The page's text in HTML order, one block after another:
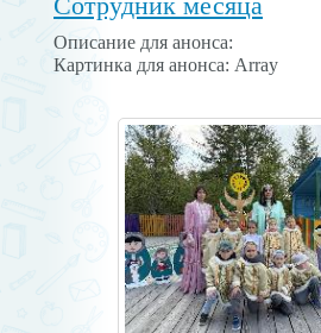
Описание для анонса:
Картинка для анонса: Array